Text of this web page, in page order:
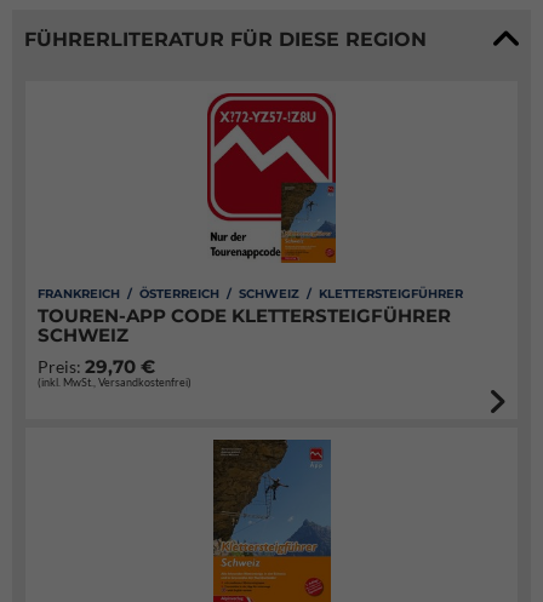
FÜHRERLITERATUR FÜR DIESE REGION
FRANKREICH / ÖSTERREICH / SCHWEIZ / KLETTERSTEIGFÜHRER
TOUREN-APP CODE KLETTERSTEIGFÜHRER
SCHWEIZ
Preis: 29,70 €
(inkl. MwSt., Versandkostenfrei)